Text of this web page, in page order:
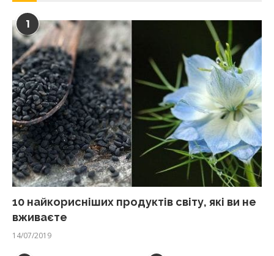
1
10 найкорисніших продуктів світу, які ви не
вживаєте
14/07/2019